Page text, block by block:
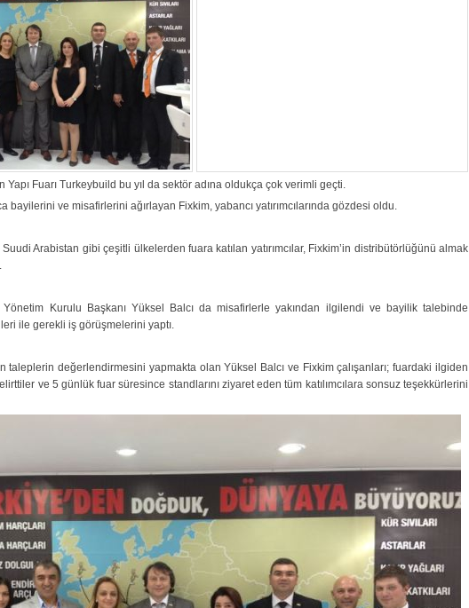
Yapı Fuarı Turkeybuild bu yıl da sektör adına oldukça çok verimli geçti.
bayilerini ve misafirlerini ağırlayan Fixkim, yabancı yatırımcılarında gözdesi oldu.
Suudi Arabistan gibi çeşitli ülkelerden fuara katılan yatırımcılar, Fixkim’in distribütörlüğünü almak
Kurulu Başkanı Yüksel Balcı da misafirlerle yakından ilgilendi ve bayilik talebinde
ile gerekli iş görüşmelerini yaptı.
taleplerin değerlendirmesini yapmakta olan Yüksel Balcı ve Fixkim çalışanları; fuardaki ilgiden
ve 5 günlük fuar süresince standlarını ziyaret eden tüm katılımcılara sonsuz teşekkürlerini